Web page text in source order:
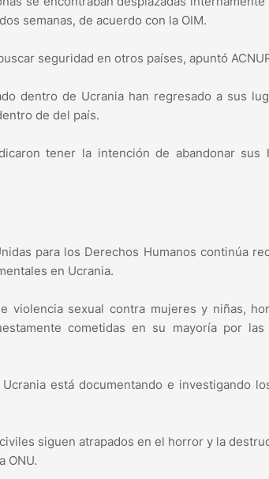
semanas, de acuerdo con la OIM.
seguridad en otros países, apuntó
dentro de Ucrania han regresado a sus
de del país.
tener la intención de abandonar sus
para los Derechos Humanos continúa
en Ucrania.
violencia sexual contra mujeres y niñas,
cometidas en su mayoría por las
está documentando e investigando
siguen atrapados en el horror y la
ONU.